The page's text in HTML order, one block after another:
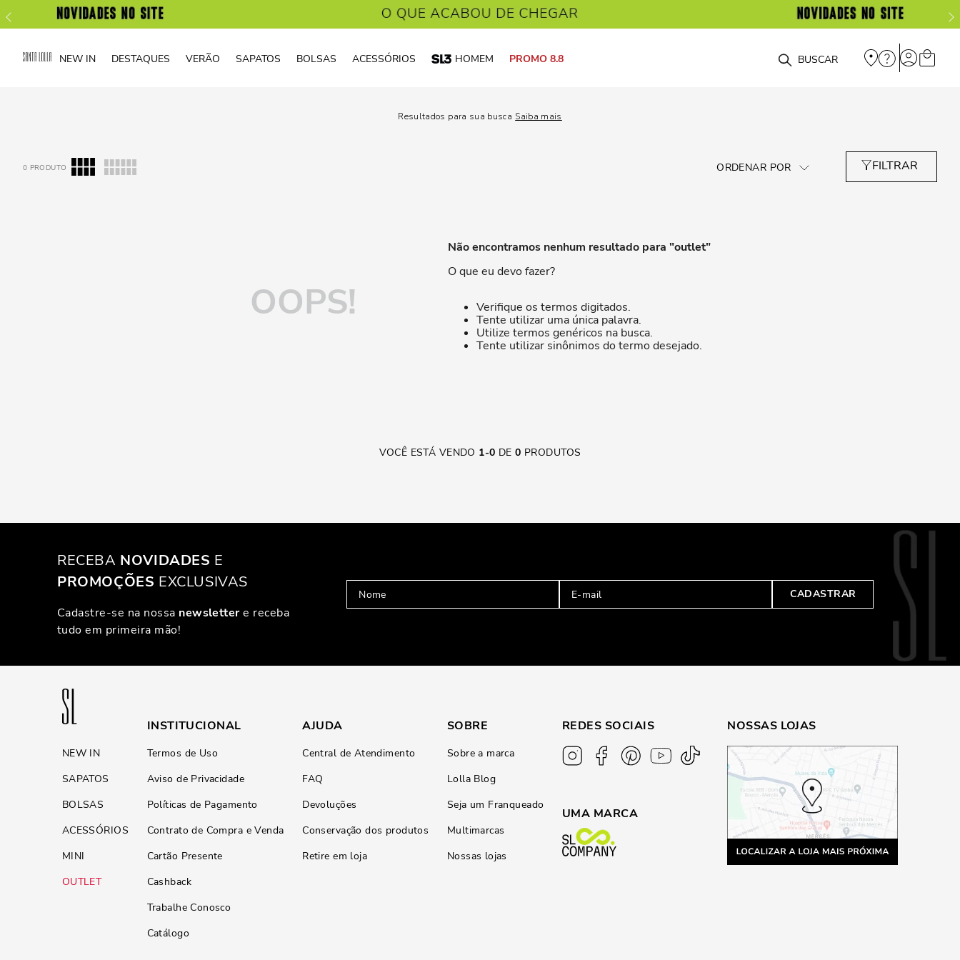
NEW IN DESTAQUES VERÃO SAPATOS BOLSAS ACESSÓRIOS HOMEM PROMO 8.8 O que você está procurando?
Resultados para sua busca Saiba mais
0 PRODUTO
OOPS!
Não encontramos nenhum resultado para "outlet"
O que eu devo fazer?
Verifique os termos digitados.
Tente utilizar uma única palavra.
Utilize termos genéricos na busca.
Tente utilizar sinônimos do termo desejado.
VOCÊ ESTÁ VENDO 1-0 DE0 PRODUTOS
RECEBA NOVIDADES E
PROMOÇÕES EXCLUSIVAS
Cadastre-se na nossa newslettere receba
tudo em primeira mão!
CADASTRAR
NEW IN
SAPATOS
BOLSAS
ACESSÓRIOS
MINI
OUTLET
INSTITUCIONAL
Termos de Uso
Aviso de Privacidade
Políticas de Pagamento
Contrato de Compra e Venda
Cartão Presente
Cashback
Trabalhe Conosco
Catálogo
AJUDA
Central de Atendimento
FAQ
Devoluções
Conservação dos produtos
Retire em loja
SOBRE
Sobre a marca
Lolla Blog
Seja um Franqueado
Multimarcas
Nossas lojas
REDES SOCIAIS
UMA MARCA
NOSSAS LOJAS